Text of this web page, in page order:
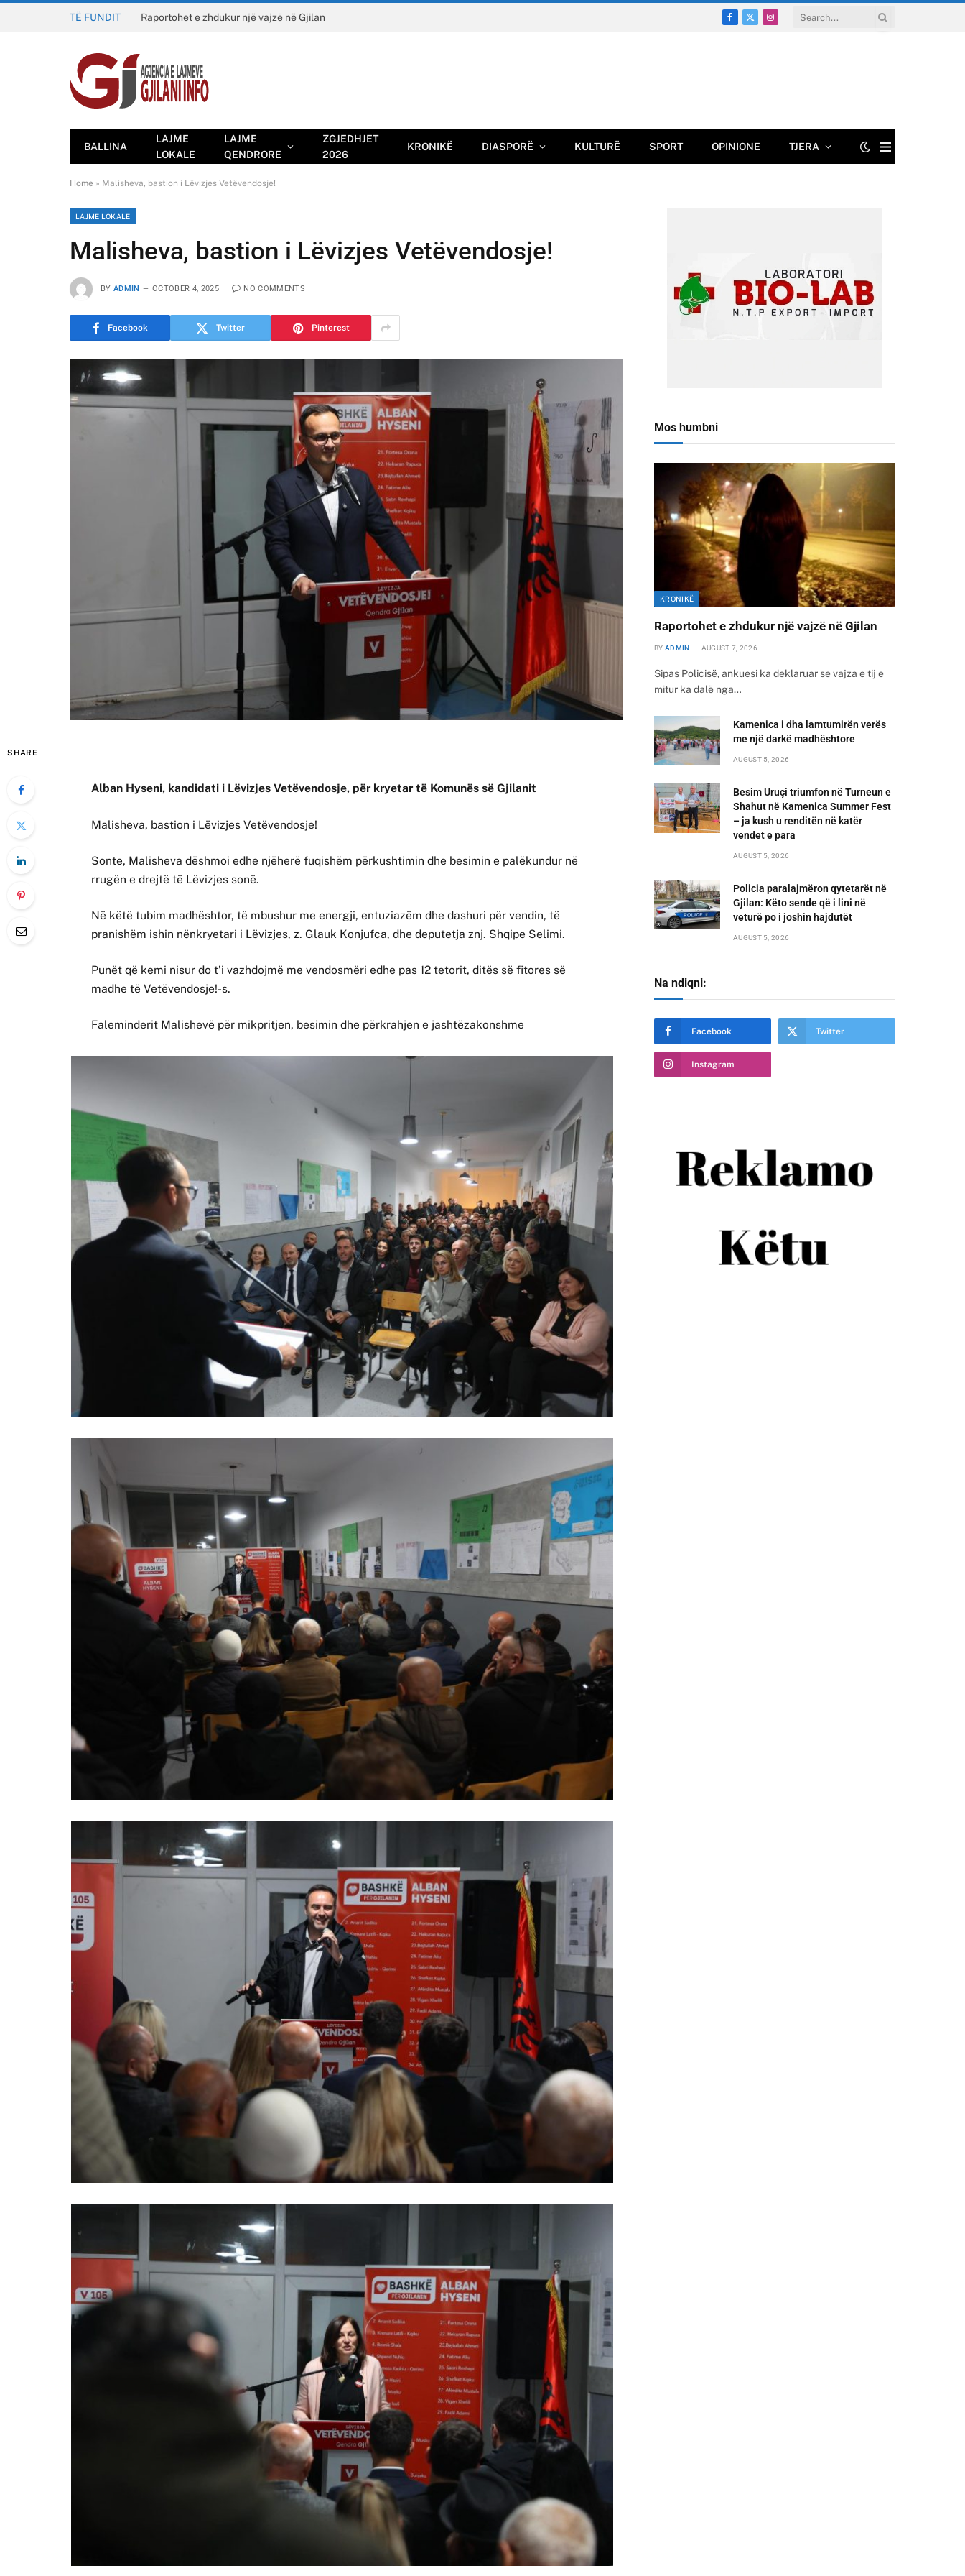
TË FUNDIT Raportohet e zhdukur një vajzë në Gjilan
Facebook
X
Instagram
BALLINA
LAJME
LOKALE
LAJME
QENDRORE
ZGJEDHJET
2026
KRONIKË DIASPORË KULTURË SPORT OPINIONE TJERA
Home » Malisheva, bastion i Lëvizjes Vetëvendosje!
LAJME LOKALE
Malisheva, bastion i Lëvizjes Vetëvendosje!
BY ADMIN OCTOBER 4, 2025 NO COMMENTS
Facebook Twitter Pinterest
SHARE
Alban Hyseni, kandidati i Lëvizjes Vetëvendosje, për kryetar të Komunës së Gjilanit
Malisheva, bastion i Lëvizjes Vetëvendosje!
Sonte, Malisheva dëshmoi edhe njëherë fuqishëm përkushtimin dhe besimin e palëkundur në
rrugën e drejtë të Lëvizjes sonë.
Në këtë tubim madhështor, të mbushur me energji, entuziazëm dhe dashuri për vendin, të
pranishëm ishin nënkryetari i Lëvizjes, z. Glauk Konjufca, dhe deputetja znj. Shqipe Selimi.
Punët që kemi nisur do t’i vazhdojmë me vendosmëri edhe pas 12 tetorit, ditës së fitores së
madhe të Vetëvendosje!-s.
Faleminderit Malishevë për mikpritjen, besimin dhe përkrahjen e jashtëzakonshme
Mos humbni
KRONIKË
Raportohet e zhdukur një vajzë në Gjilan
BY ADMIN AUGUST 7, 2026
Sipas Policisë, ankuesi ka deklaruar se vajza e tij e
mitur ka dalë nga…
Kamenica i dha lamtumirën verës
me një darkë madhështore
AUGUST 5, 2026
Besim Uruçi triumfon në Turneun e
Shahut në Kamenica Summer Fest
– ja kush u renditën në katër
vendet e para
AUGUST 5, 2026
Policia paralajmëron qytetarët në
Gjilan: Këto sende që i lini në
veturë po i joshin hajdutët
AUGUST 5, 2026
Na ndiqni:
Facebook Twitter
Instagram